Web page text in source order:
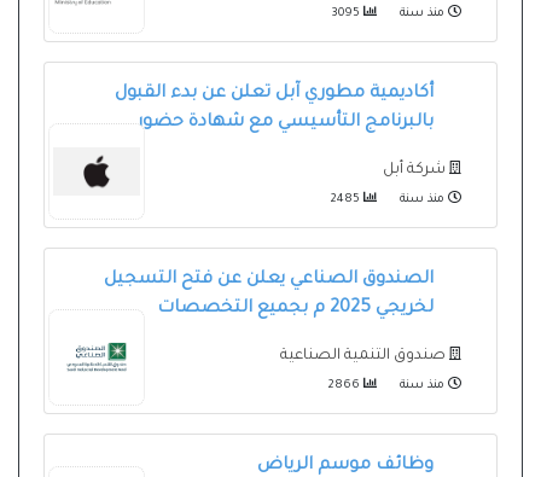
منذ سنة
أكاديمية مطوري آبل تعلن عن بدء القبول
بالبرنامج التأسيسي مع شهادة حضور
شركة أبل
منذ سنة
الصندوق الصناعي يعلن عن فتح التسجيل
لخريجي 2025 م بجميع التخصصات
صندوق التنمية الصناعية
منذ سنة
وظائف موسم الرياض